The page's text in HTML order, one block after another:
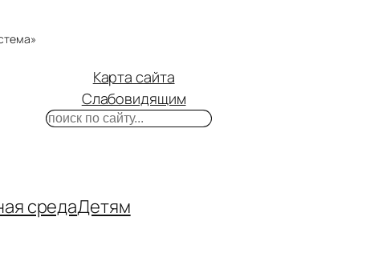
Карта сайта
Слабовидящим
Поиск
средаДетям